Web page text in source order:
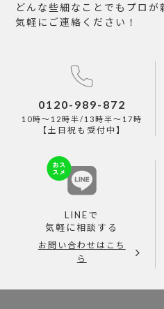
どんな些細なことでもプロ
気軽にご連絡ください！
0120-989-872
10時～12時半/13時半～17時
【土日祝も受付中】
LINEで
気軽に相談する
お問い合わせはこち
ら